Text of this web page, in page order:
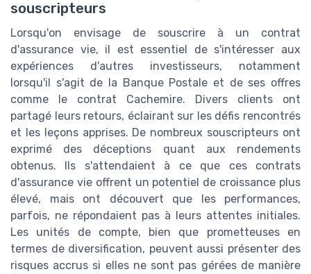
souscripteurs
Lorsqu'on envisage de souscrire à un contrat
d'assurance vie, il est essentiel de s'intéresser aux
expériences d'autres investisseurs, notamment
lorsqu'il s'agit de la Banque Postale et de ses offres
comme le contrat Cachemire. Divers clients ont
partagé leurs retours, éclairant sur les défis rencontrés
et les leçons apprises. De nombreux souscripteurs ont
exprimé des déceptions quant aux rendements
obtenus. Ils s'attendaient à ce que ces contrats
d'assurance vie offrent un potentiel de croissance plus
élevé, mais ont découvert que les performances,
parfois, ne répondaient pas à leurs attentes initiales.
Les unités de compte, bien que prometteuses en
termes de diversification, peuvent aussi présenter des
risques accrus si elles ne sont pas gérées de manière